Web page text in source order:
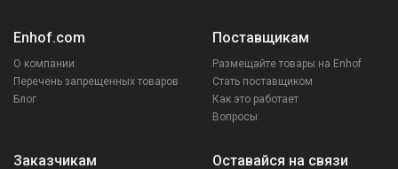
Enhof.com
О компании
Перечень запрещенных товаров
Блог
Поставщикам
Размещайте товары на Enhof
Стать поставщиком
Как это работает
Вопросы
Заказчикам Оставайся на связи